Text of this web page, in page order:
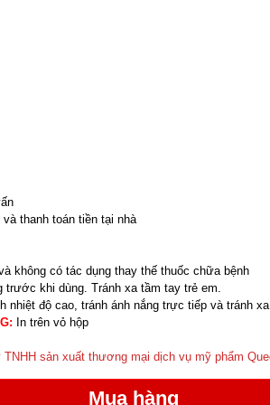
thanh toán tiền tại nhà
không có tác dụng thay thế thuốc chữa bệnh
khi dùng. Tránh xa tầm tay trẻ em.
nhiệt độ cao, tránh ánh nắng trực tiếp và tránh
In trên vỏ hộp
TNHH sản xuất thương mại dịch vụ mỹ phẩm